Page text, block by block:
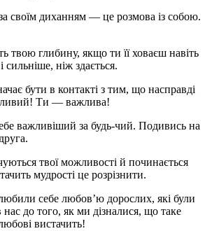
своїм диханням — це розмова із собою.
твою глибину, якщо ти її ховаєш навіть
сильніше, ніж здається.
бути в контакті з тим, що насправді
Ти — важлива!
важливіший за будь-чий. Подивись на
твої можливості й починається
мудрості це розрізнити.
себе любов’ю дорослих, які були
до того, як ми дізналися, що таке
вистачить!